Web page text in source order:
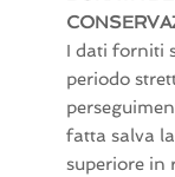
I dati forniti
periodo
fatta salva
superiore in